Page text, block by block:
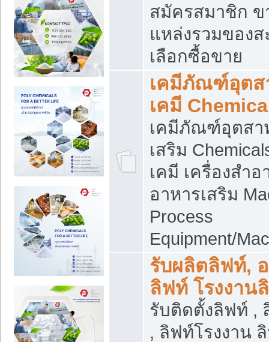
สมัครสมาชิก ข
แหล่งรวมของ
เลือกซื้อขาย
เคมีภัณฑ์อุตส
เคมี
เคมีภัณฑ์อุตสา
เสริม
เคมี เครื่องสำ
อาหารเสริม
Process
Equipment/
รับผลิตลิฟท์,
ลิฟท์ โรงงาน
รับติดตั้งลิฟท์ ,
, ลิฟท์โรงงาน